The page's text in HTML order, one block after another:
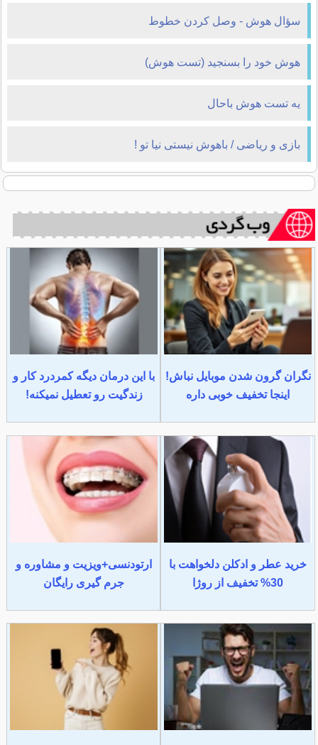
سؤال هوش - وصل كردن خطوط
هوش خود را بسنجید (تست هوش)
یه تست هوش باحال
بازی و ریاضی / باهوش نیستی نیا تو !
نگران گرون شدن موبایل نباش!
اینجا تخفیف خوبی داره
با این درمان دیگه کمردرد کار و
زندگیت رو تعطیل نمیکنه!
خرید عطر و ادکلن دلخواهت با
30% تخفیف از روژا
ارتودنسی+ویزیت و مشاوره و
جرم گیری رایگان